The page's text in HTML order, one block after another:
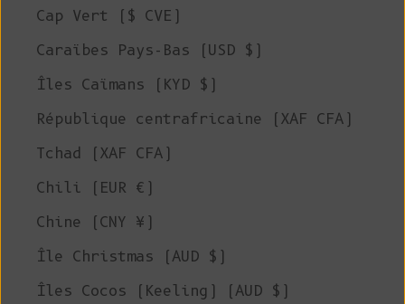
Cap Vert ($ CVE)
Caraïbes Pays-Bas (USD $)
Îles Caïmans (KYD $)
République centrafricaine (XAF CFA)
Tchad (XAF CFA)
Chili (EUR €)
Chine (CNY ¥)
Île Christmas (AUD $)
Îles Cocos (Keeling) (AUD $)